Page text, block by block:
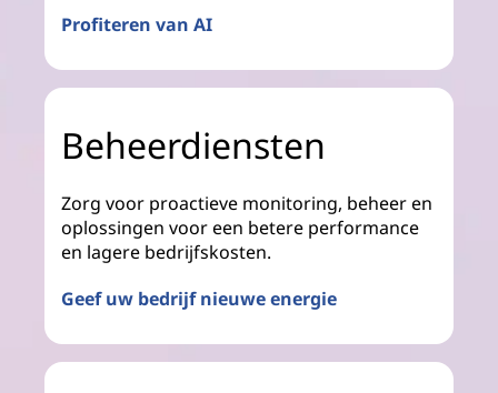
Profiteren van AI
Beheerdiensten
Zorg voor proactieve monitoring, beheer en
oplossingen voor een betere performance
en lagere bedrijfskosten.
Geef uw bedrijf nieuwe energie